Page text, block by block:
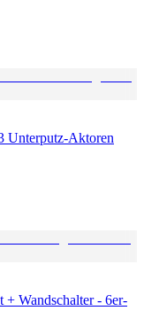
Unterputz-Aktoren
+ Wandschalter - 6er-